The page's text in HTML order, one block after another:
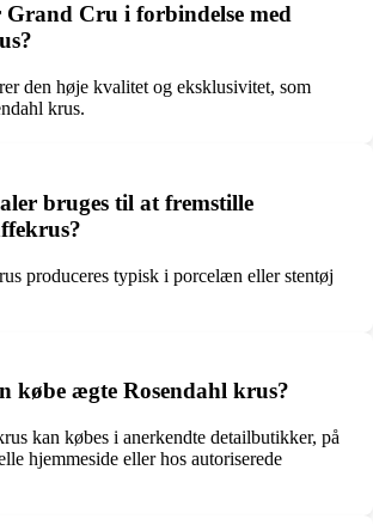
Cru i forbindelse med
den høje kvalitet og eksklusivitet, som
krus.
bruges til at fremstille
produceres typisk i porcelæn eller stentøj
købe ægte Rosendahl krus?
kan købes i anerkendte detailbutikker, på
hjemmeside eller hos autoriserede